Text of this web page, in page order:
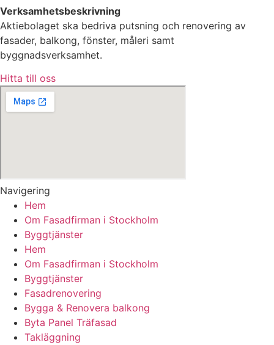
Verksamhetsbeskrivning
Aktiebolaget ska bedriva putsning och renovering av
fasader, balkong, fönster, måleri samt
byggnadsverksamhet.
Hitta till oss
Navigering
Hem
Om Fasadfirman i Stockholm
Byggtjänster
Hem
Om Fasadfirman i Stockholm
Byggtjänster
Fasadrenovering
Bygga & Renovera balkong
Byta Panel Träfasad
Takläggning